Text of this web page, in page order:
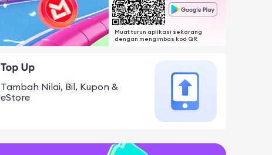
Muat turun aplikasi sekarang
dengan mengimbas kod QR
Tambah Nilai, Bil, Kupon &
eStore